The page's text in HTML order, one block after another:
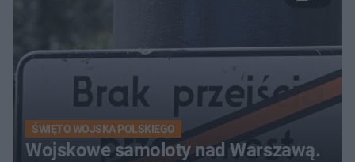
ŚWIĘTO WOJSKA POLSKIEGO
Wojskowe samoloty nad Warszawą.